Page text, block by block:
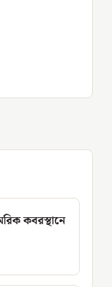
কবরস্থানে